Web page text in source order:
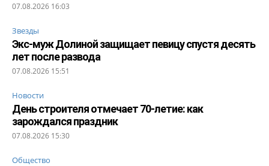
07.08.2026 16:03
Звезды
Экс-муж Долиной защищает певицу спустя десять
лет после развода
07.08.2026 15:51
Новости
День строителя отмечает 70-летие: как
зарождался праздник
07.08.2026 15:30
Общество